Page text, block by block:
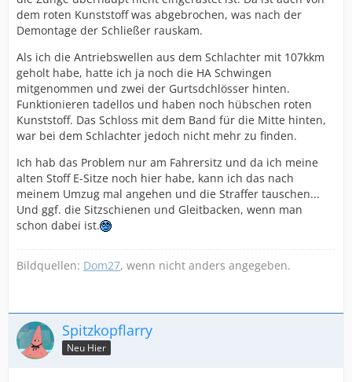
dem roten Kunststoff was abgebrochen, was nach der
Demontage der Schließer rauskam.
Als ich die Antriebswellen aus dem Schlachter mit 107kkm
geholt habe, hatte ich ja noch die HA Schwingen
mitgenommen und zwei der Gurtsdchlösser hinten.
Funktionieren tadellos und haben noch hübschen roten
Kunststoff. Das Schloss mit dem Band für die Mitte hinten,
war bei dem Schlachter jedoch nicht mehr zu finden.
Ich hab das Problem nur am Fahrersitz und da ich meine
alten Stoff E-Sitze noch hier habe, kann ich das nach
meinem Umzug mal angehen und die Straffer tauschen...
Und ggf. die Sitzschienen und Gleitbacken, wenn man
schon dabei ist.
Bildquellen: Dom27, wenn nicht anders angegeben.
Spitzkopflarry
Neu Hier